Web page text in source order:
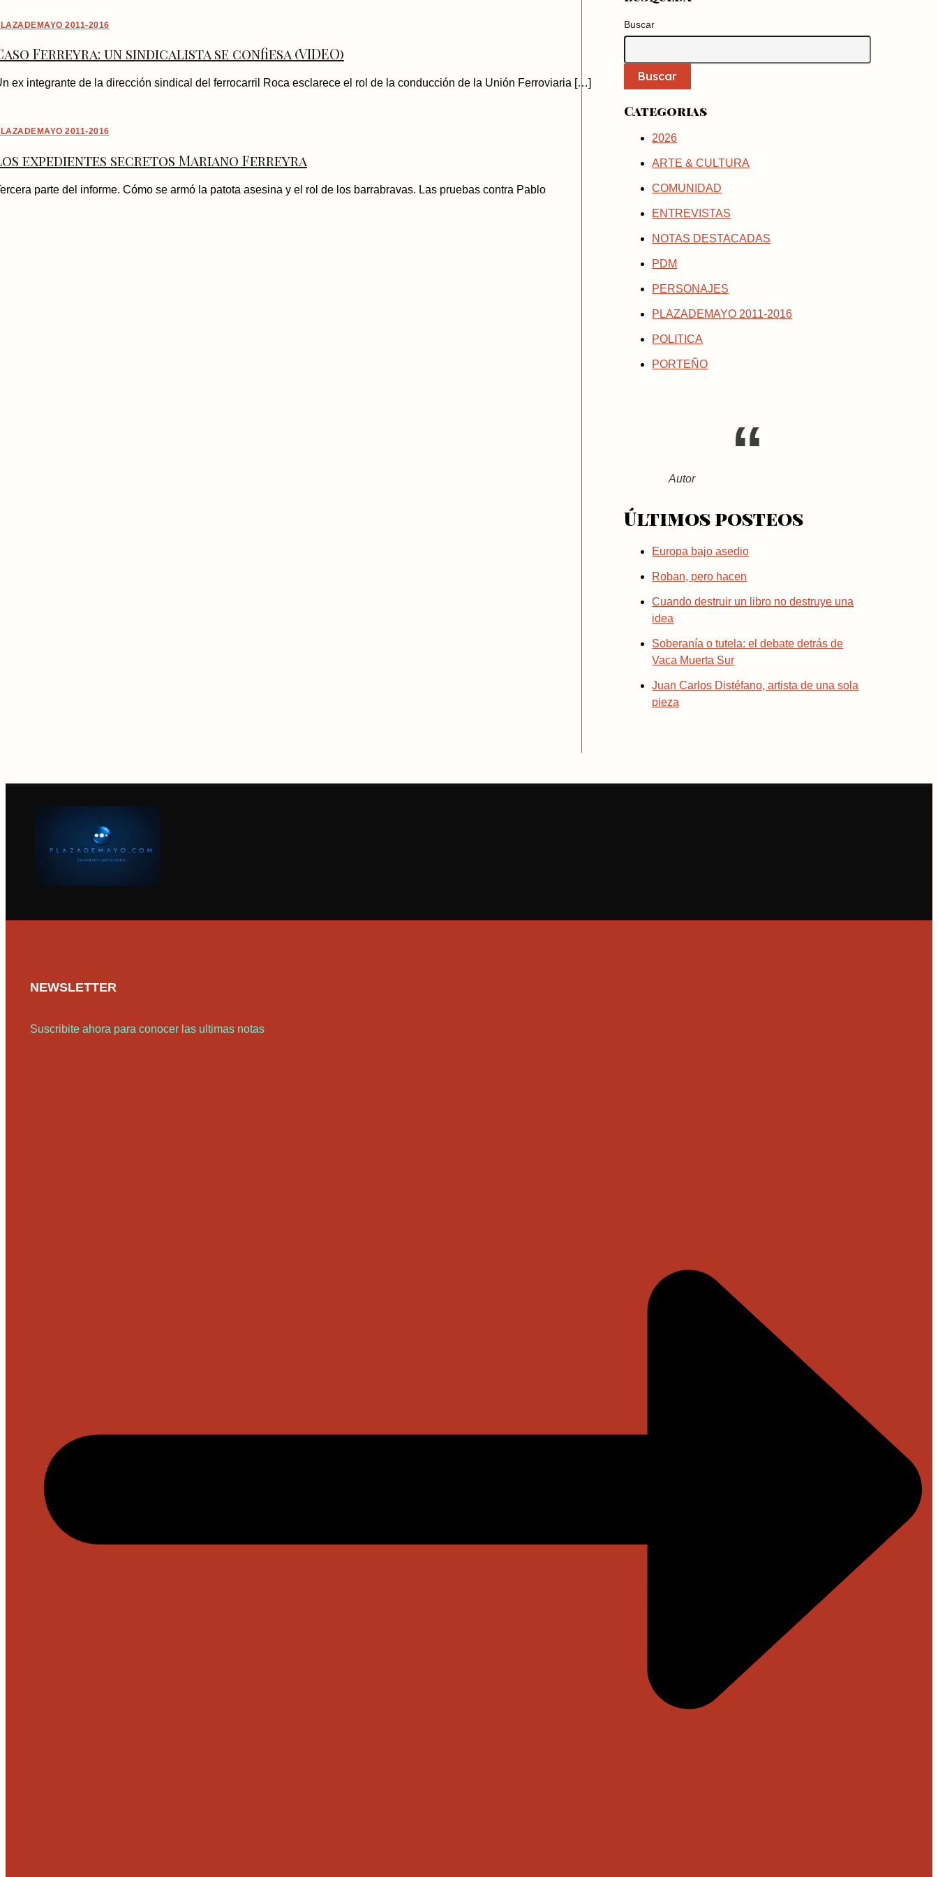
2011-2016
Ferreyra: un sindicalista se confiesa (VIDEO)
ex integrante de la dirección sindical del ferrocarril Roca esclarece el rol de la conducción de la Unión Ferroviaria […]
2011-2016
expedientes secretos Mariano Ferreyra
parte del informe. Cómo se armó la patota asesina y el rol de los barrabravas. Las pruebas contra Pablo
Buscar
Buscar
Categorias
2026
ARTE & CULTURA
COMUNIDAD
ENTREVISTAS
NOTAS DESTACADAS
PDM
PERSONAJES
PLAZADEMAYO 2011-2016
POLITICA
PORTEÑO
Autor
Últimos posteos
Europa bajo asedio
Roban, pero hacen
Cuando destruir un libro no destruye una
idea
Soberanía o tutela: el debate detrás de
Vaca Muerta Sur
Juan Carlos Distéfano, artista de una sola
pieza
NEWSLETTER
Suscribite ahora para conocer las ultimas notas